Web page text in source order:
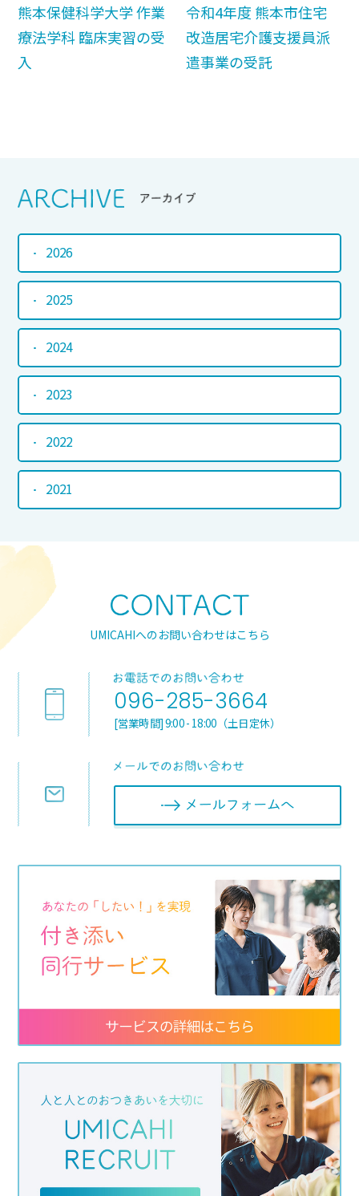
熊本保健科学大学 作業
療法学科 臨床実習の受
入
令和4年度 熊本市住宅
改造居宅介護支援員派
遣事業の受託
Srchive
2026
2025
2024
2023
2022
2021
UMICAHIへのお問い合わせはこちら
096-285-3664
[営業時間] 9:00 - 18:00（土日定休）